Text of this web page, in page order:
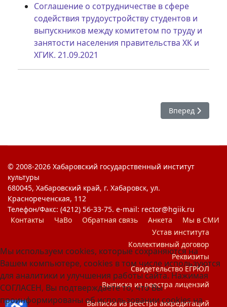
Соглашение о сотрудничестве в сфере
содействия трудоустройству студентов и
выпускников между комитетом по труду и
занятости населения правительства ХК и
ХГИК. 21.09.2021
Следующий:
Вперед
© 2008-2026 Хабаровский государственный институт
культуры
680045, Хабаровский край, г. Хабаровск, ул.
Краснореченская, 112
Телефон/Факс: (4212) 56-33-75. e-mail: rector@hgiik.ru
Контакты
ЧаВо Обратная связь Анкета
Мы в СМИ
Устав института
Коллективный договор
Реквизиты
Свидетельство ЕГРЮЛ
Выписка из реестра лицензий
Выписка из реестра аккредитаций
Мы используем cookies, которые сохраняются на
Вашем компьютере, cookies в том числе используются
для аналитики и улучшения работы сайта. Нажимая
СОГЛАСЕН, Вы подтверждаете то, что Вы
проинформированы об использовании cookies на